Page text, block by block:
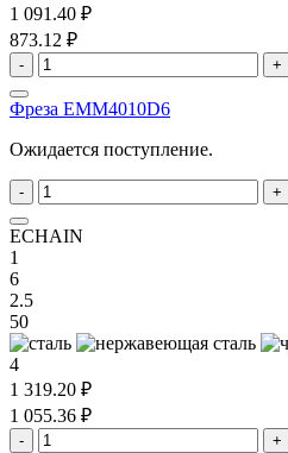
1 091.40 ₽
873.12 ₽
- +
Фреза EMM4010D6
Ожидается поступление.
- +
ECHAIN
1
6
2.5
50
4
1 319.20 ₽
1 055.36 ₽
- +